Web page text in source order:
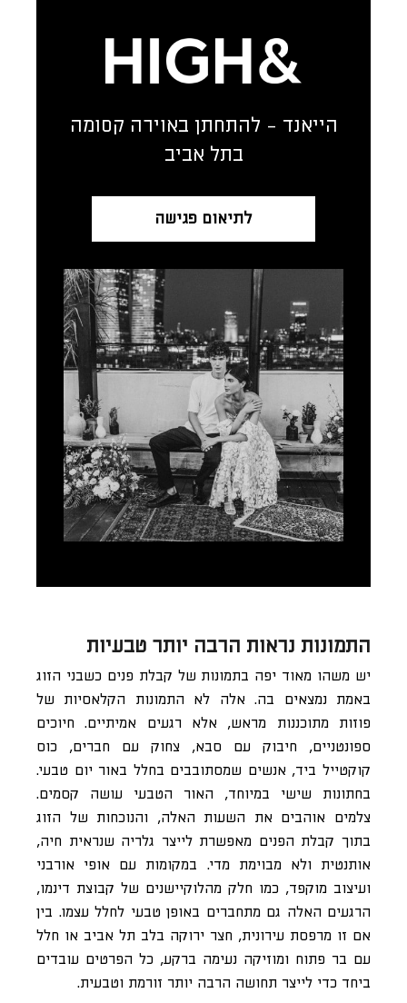
הייאנד - להתחתן באוירה קסומה
בתל אביב
לתיאום פגישה
התמונות נראות הרבה יותר טבעיות
יש משהו מאוד יפה בתמונות של קבלת פנים כשבני הזוג
באמת נמצאים בה. אלה לא התמונות הקלאסיות של
פוזות מתוכננות מראש, אלא רגעים אמיתיים. חיוכים
ספונטניים, חיבוק עם סבא, צחוק עם חברים, כוס
קוקטייל ביד, אנשים שמסתובבים בחלל באור יום טבעי.
בחתונות שישי במיוחד, האור הטבעי עושה קסמים.
צלמים אוהבים את השעות האלה, והנוכחות של הזוג
בתוך קבלת הפנים מאפשרת לייצר גלריה שנראית חיה,
אותנטית ולא מבוימת מדי. במקומות עם אופי אורבני
ועיצוב מוקפד, כמו חלק מהלוקיישנים של קבוצת דינמו,
הרגעים האלה גם מתחברים באופן טבעי לחלל עצמו. בין
אם זו מרפסת עירונית, חצר ירוקה בלב תל אביב או חלל
עם בר פתוח ומוזיקה נעימה ברקע, כל הפרטים עובדים
ביחד כדי לייצר תחושה הרבה יותר זורמת וטבעית.